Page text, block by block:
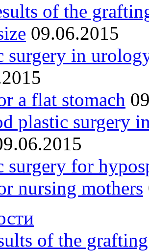
of the
09.06.2015
surgery in
a flat stomach
plastic surgery
surgery for
nursing mothers
of the